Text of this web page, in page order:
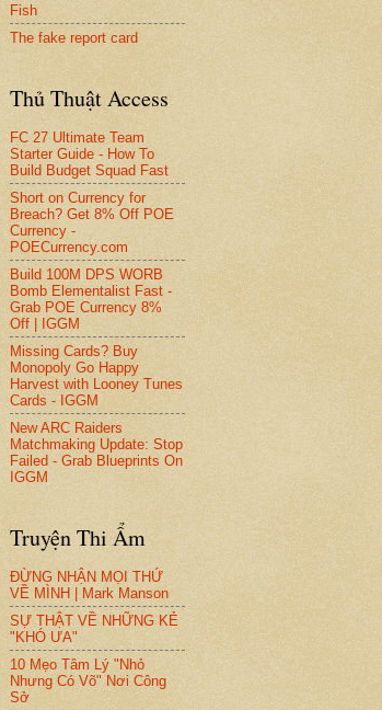
Fish
The fake report card
Thủ Thuật Access
FC 27 Ultimate Team
Starter Guide - How To
Build Budget Squad Fast
Short on Currency for
Breach? Get 8% Off POE
Currency -
POECurrency.com
Build 100M DPS WORB
Bomb Elementalist Fast -
Grab POE Currency 8%
Off | IGGM
Missing Cards? Buy
Monopoly Go Happy
Harvest with Looney Tunes
Cards - IGGM
New ARC Raiders
Matchmaking Update: Stop
Failed - Grab Blueprints On
IGGM
Truyện Thi Ẩm
ĐỪNG NHẬN MỌI THỨ
VỀ MÌNH | Mark Manson
SỰ THẬT VỀ NHỮNG KẺ
"KHÓ ƯA"
10 Mẹo Tâm Lý "Nhỏ
Nhưng Có Võ" Nơi Công
Sở